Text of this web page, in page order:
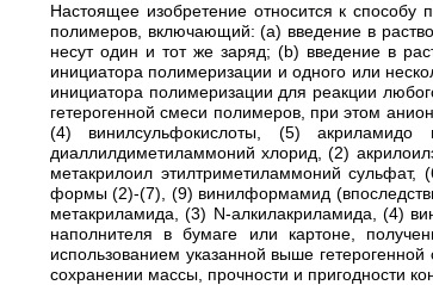
Настоящее изобретение относится к
полимеров, включающий: (a) введение в
несут один и тот же заряд; (b) введение в
инициатора полимеризации и одного или
инициатора полимеризации для реакции
гетерогенной смеси полимеров, при этом
(4) винилсульфокислоты, (5)
диаллилдиметиламмоний хлорид, (2)
метакрилоил этилтриметиламмоний
формы (2)-(7), (9) винилформамид
метакриламида, (3) N-алкилакриламида, (4)
наполнителя в бумаге или картоне,
использованием указанной выше
сохранении массы, прочности и пригодности